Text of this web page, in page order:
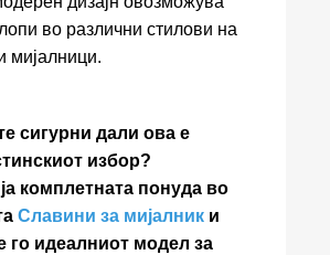
во различни стилови на
мијалници.
сигурни дали ова е
избор?
комплетната понуда во
Славини за мијалник и
го идеалниот модел за